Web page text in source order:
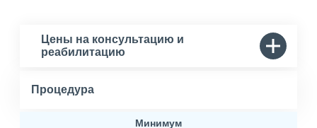
Цены на консультацию и
реабилитацию
Процедура
Минимум